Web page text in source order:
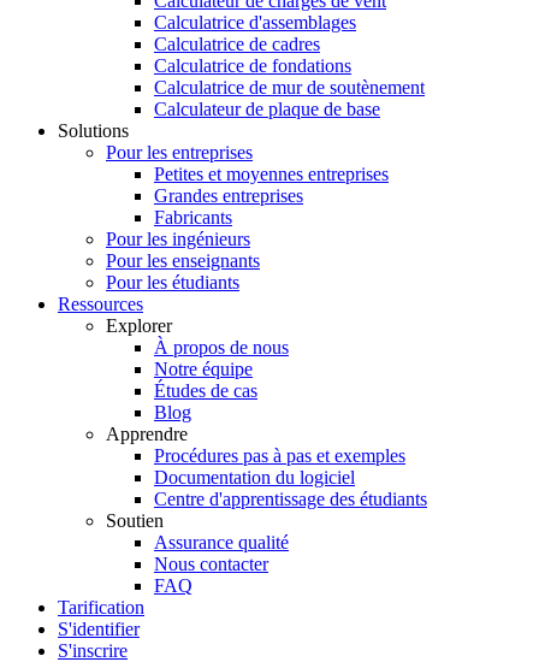
Calculatrice d'assemblages
Calculatrice de cadres
Calculatrice de fondations
Calculatrice de mur de soutènement
Calculateur de plaque de base
Solutions
Pour les entreprises
Petites et moyennes entreprises
Grandes entreprises
Fabricants
Pour les ingénieurs
Pour les enseignants
Pour les étudiants
Ressources
Explorer
À propos de nous
Notre équipe
Études de cas
Blog
Apprendre
Procédures pas à pas et exemples
Documentation du logiciel
Centre d'apprentissage des étudiants
Soutien
Assurance qualité
Nous contacter
FAQ
Tarification
S'identifier
S'inscrire